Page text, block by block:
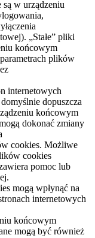
w urządzeniu
„Stałe” pliki
końcowym
plików
internetowych
dopuszcza
końcowym
dokonać zmiany
cookies. Możliwe
cookies
pomoc lub
mogą wpłynąć na
internetowych
końcowym
mogą być również